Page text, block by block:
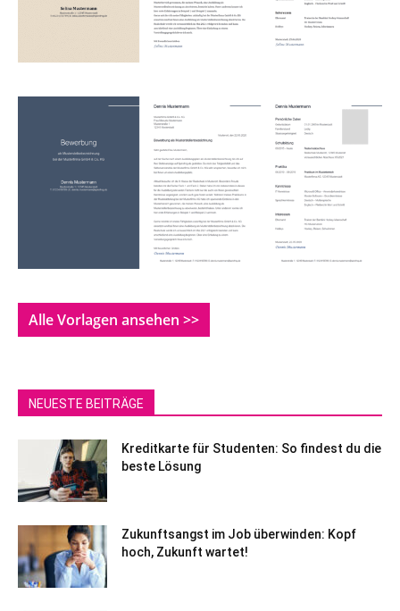
Alle Vorlagen ansehen >>
NEUESTE BEITRÄGE
Kreditkarte für Studenten: So findest du die
beste Lösung
Zukunftsangst im Job überwinden: Kopf
hoch, Zukunft wartet!